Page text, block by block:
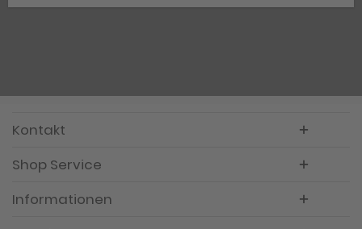
Kontakt
Shop Service
Informationen